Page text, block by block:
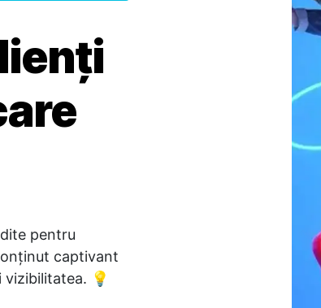
pentru
captivant
vizibilitatea. 💡